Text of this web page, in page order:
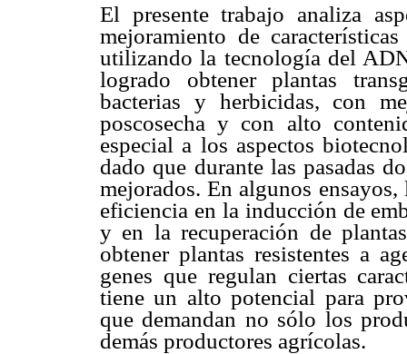
El presente trabajo analiza
mejoramiento de
utilizando la tecnología del
logrado obtener plantas
bacterias y herbicidas, con
poscosecha y con alto
especial a los aspectos
dado que durante las pasadas
mejorados. En algunos
eficiencia en la inducción de
y en la recuperación de
obtener plantas resistentes a
genes que regulan ciertas
tiene un alto potencial para
que demandan no sólo los
demás productores agrícolas.